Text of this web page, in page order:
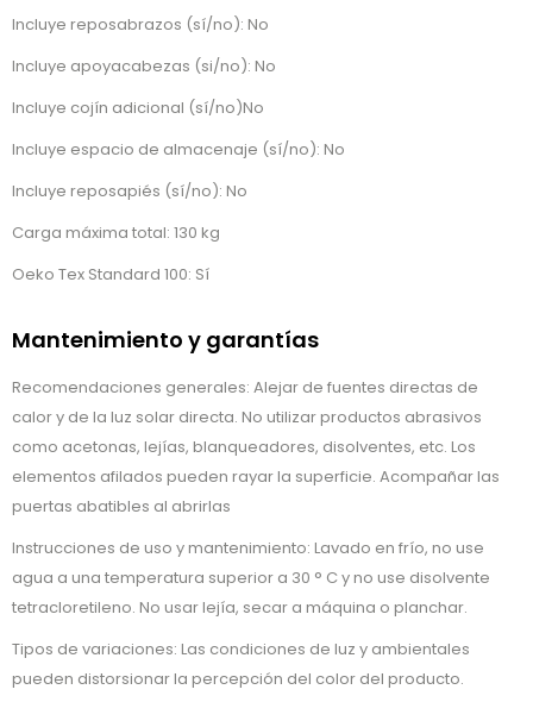
Incluye reposabrazos (sí/no): No
Incluye apoyacabezas (si/no): No
Incluye cojín adicional (sí/no)No
Incluye espacio de almacenaje (sí/no): No
Incluye reposapiés (sí/no): No
Carga máxima total: 130 kg
Oeko Tex Standard 100: Sí
Mantenimiento y garantías
Recomendaciones generales: Alejar de fuentes directas de
calor y de la luz solar directa. No utilizar productos abrasivos
como acetonas, lejías, blanqueadores, disolventes, etc. Los
elementos afilados pueden rayar la superficie. Acompañar las
puertas abatibles al abrirlas
Instrucciones de uso y mantenimiento: Lavado en frío, no use
agua a una temperatura superior a 30 ° C y no use disolvente
tetracloretileno. No usar lejía, secar a máquina o planchar.
Tipos de variaciones: Las condiciones de luz y ambientales
pueden distorsionar la percepción del color del producto.